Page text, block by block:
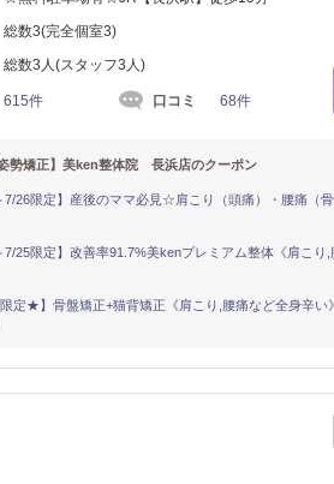
総数3(完全個室3)
総数3人(スタッフ3人)
615件 口コミ 68件
姿勢矯正】美ken整体院 長浜店のクーポン
7/26限定】産後のママ必見☆肩こり（頭痛）・腰痛（
7/25限定】改善率91.7%美kenプレミアム整体《肩こり
定★】骨盤矯正+猫背矯正《肩こり,腰痛など全身辛